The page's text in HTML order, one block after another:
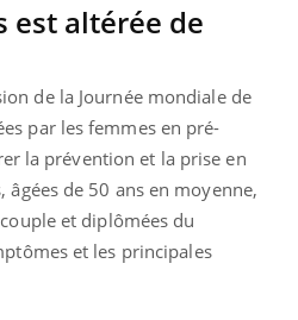
est altérée de
de la Journée mondiale de
par les femmes en pré-
la prévention et la prise en
de 50 ans en moyenne,
et diplômées du
et les principales